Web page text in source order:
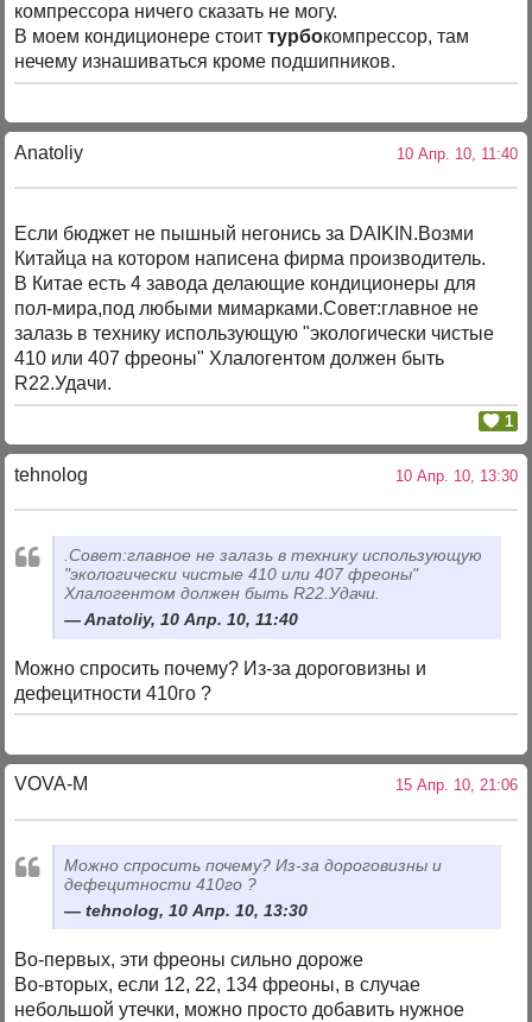
компрессора ничего сказать не могу.
В моем кондиционере стоиттурбокомпрессор, там
нечему изнашиваться кроме подшипников.
Anatoliy 10 Апр. 10, 11:40
Если бюджет не пышный негонись за DAIKIN.Возми
Китайца на котором написена фирма производитель.
В Китае есть 4 завода делающие кондиционеры для
пол-мира,под любыми мимарками.Совет:главное не
залазь в технику использующую "экологически чистые
410 или 407 фреоны" Хлалогентом должен быть
R22.Удачи.
1
tehnolog 10 Апр. 10, 13:30
.Совет:главное не залазь в технику использующую
"экологически чистые 410 или 407 фреоны"
Хлалогентом должен быть R22.Удачи.
Anatoliy, 10 Апр. 10, 11:40
Можно спросить почему? Из-за дороговизны и
дефецитности 410го ?
VOVA-M 15 Апр. 10, 21:06
Можно спросить почему? Из-за дороговизны и
дефецитности 410го ?
tehnolog, 10 Апр. 10, 13:30
Во-первых, эти фреоны сильно дороже
Во-вторых, если 12, 22, 134 фреоны, в случае
небольшой утечки, можно просто добавить нужное